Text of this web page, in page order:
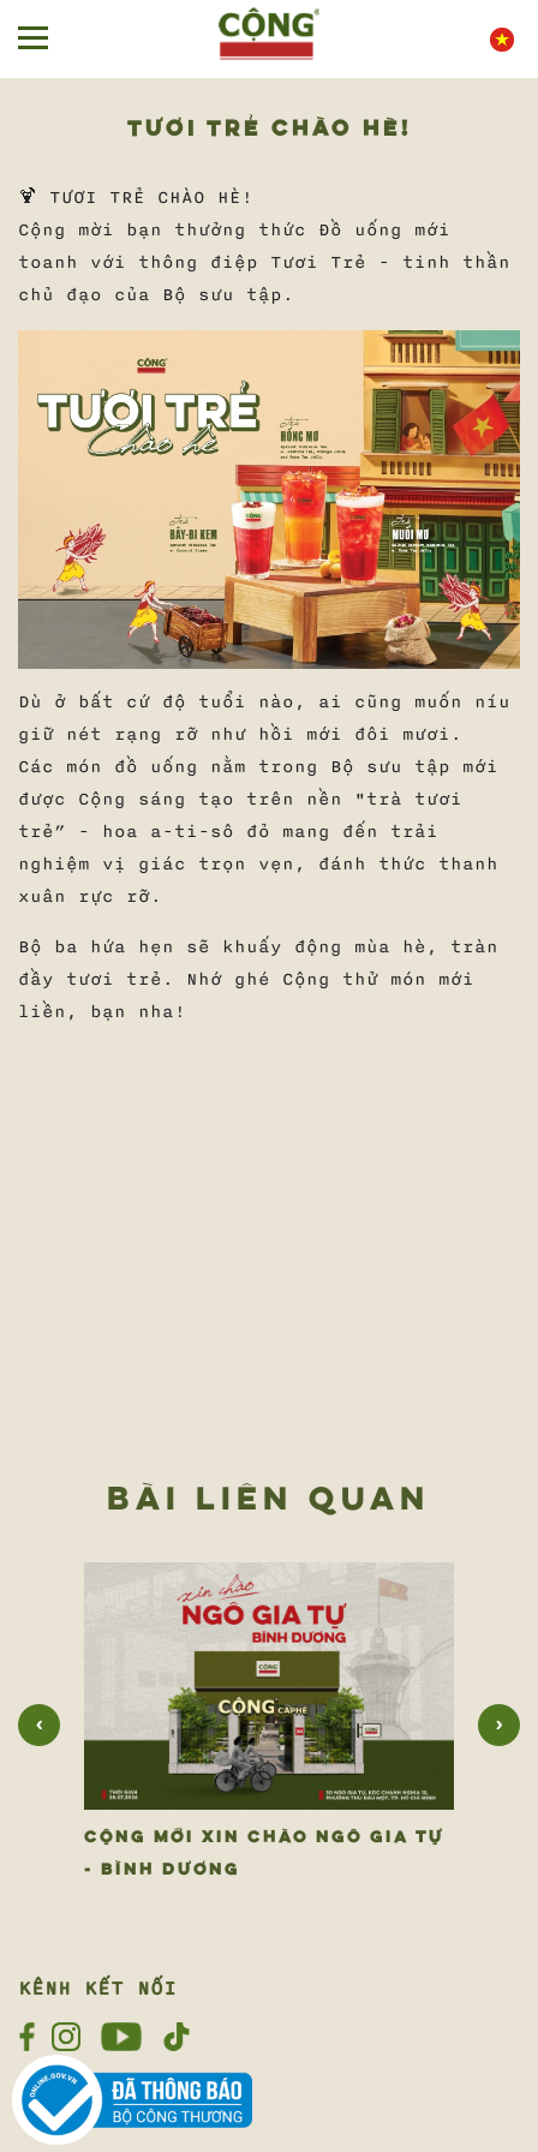
TƯƠI TRẺ CHÀO HÈ!
🍹 TƯƠI TRẺ CHÀO HÈ!
Cộng mời bạn thưởng thức Đồ uống mới
toanh với thông điệp Tươi Trẻ - tinh thần
chủ đạo của Bộ sưu tập.
Dù ở bất cứ độ tuổi nào, ai cũng muốn níu
giữ nét rạng rỡ như hồi mới đôi mươi.
Các món đồ uống nằm trong Bộ sưu tập mới
được Cộng sáng tạo trên nền "trà tươi
trẻ” - hoa a-ti-sô đỏ mang đến trải
nghiệm vị giác trọn vẹn, đánh thức thanh
xuân rực rỡ.
Bộ ba hứa hẹn sẽ khuấy động mùa hè, tràn
đầy tươi trẻ. Nhớ ghé Cộng thử món mới
liền, bạn nha!
BÀI LIÊN QUAN
‹
CỘNG MỚI XIN CHÀO NGÔ GIA TỰ
- BÌNH DƯƠNG
›
KÊNH KẾT NỐI